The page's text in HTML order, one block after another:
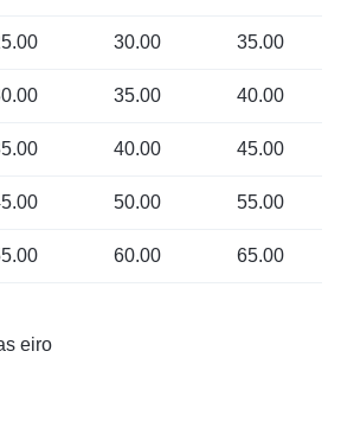
30.00 35.00
35.00 40.00
40.00 45.00
50.00 55.00
60.00 65.00
eiro